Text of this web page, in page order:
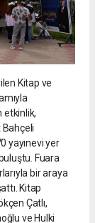
Kitap ve
etkinlik,
yayınevi yer
Fuara
bir araya
Kitap
Çatlı,
ve Hulki